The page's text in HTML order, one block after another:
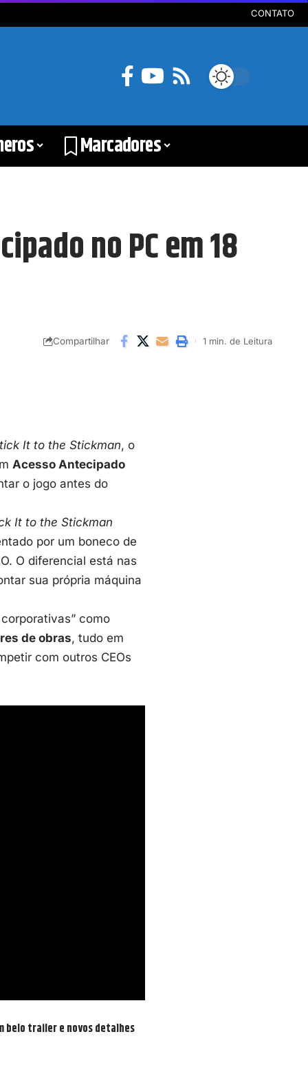
CONTATO
Marcadores
no PC em 18
Compartilhar 1 min. de Leitura
It to the Stickman, o
Acesso Antecipado
o jogo antes do
It to the Stickman
por um boneco de
O diferencial está nas
sua própria máquina
como
de obras, tudo em
com outros CEOs
belo trailer e novos detalhes